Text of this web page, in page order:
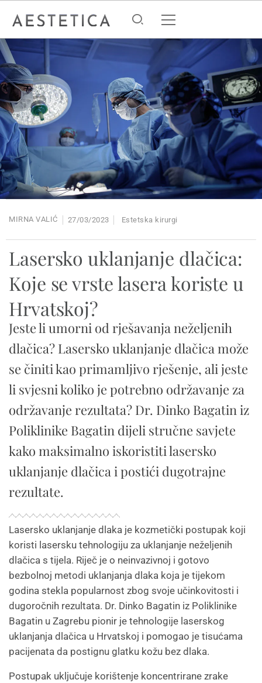
MIRNA VALIĆ 27/03/2023 Estetska kirurgi
Lasersko uklanjanje dlačica:
Koje se vrste lasera koriste u
Hrvatskoj?
Jeste li umorni od rješavanja neželjenih
dlačica? Lasersko uklanjanje dlačica može
se činiti kao primamljivo rješenje, ali jeste
li svjesni koliko je potrebno održavanje za
održavanje rezultata? Dr. Dinko Bagatin iz
Poliklinike Bagatin dijeli stručne savjete
kako maksimalno iskoristiti lasersko
uklanjanje dlačica i postići dugotrajne
rezultate.
Lasersko uklanjanje dlaka je kozmetički postupak koji
koristi lasersku tehnologiju za uklanjanje neželjenih
dlačica s tijela. Riječ je o neinvazivnoj i gotovo
bezbolnoj metodi uklanjanja dlaka koja je tijekom
godina stekla popularnost zbog svoje učinkovitosti i
dugoročnih rezultata. Dr. Dinko Bagatin iz Poliklinike
Bagatin u Zagrebu pionir je tehnologije laserskog
uklanjanja dlačica u Hrvatskoj i pomogao je tisućama
pacijenata da postignu glatku kožu bez dlaka.
Postupak uključuje korištenje koncentrirane zrake